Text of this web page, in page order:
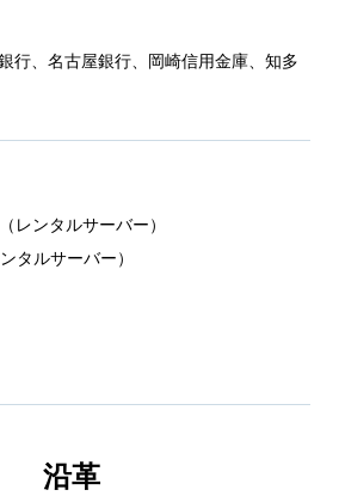
行、名古屋銀行、岡崎信用金庫、知多
レンタルサーバー）
タルサーバー）
沿革